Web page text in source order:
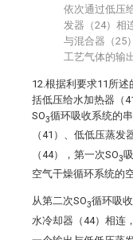
依次通过低压
发器（24）相
与混合器（25
工艺气体的输
12.根据利要求11所
括低压给水加热器（
SO3循环吸收系统的
（41）、低低压蒸发
（44），第一次SO3
空气干燥循环系统的
从第二次SO3循环吸
水冷却器（44）相连